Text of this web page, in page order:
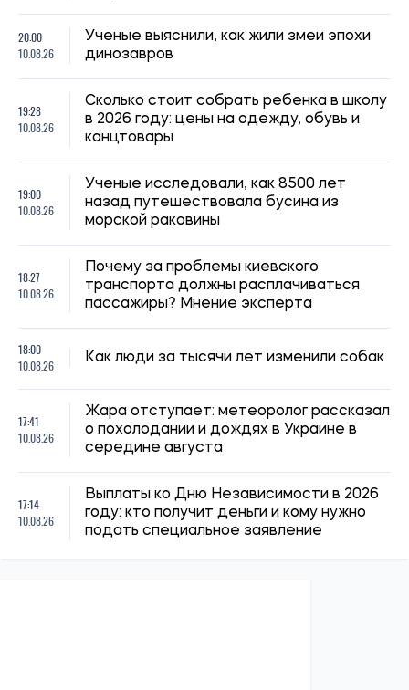
18:00
10.08.26
Как люди за тысячи лет изменили собак
10.08.26
Жара отступает: метеоролог рассказал
о похолодании и дождях в Украине в
середине августа
10.08.26
Выплаты ко Дню Независимости в 2026
году: кто получит деньги и кому нужно
подать специальное заявление